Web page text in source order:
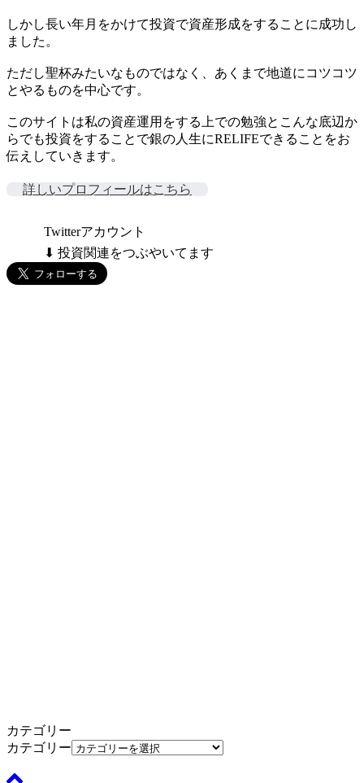
しかし長い年月をかけて投資で資産形成をすることに成功し
ました。
ただし聖杯みたいなものではなく、あくまで地道にコツコツ
とやるものを中心です。
このサイトは私の資産運用をする上での勉強とこんな底辺か
らでも投資をすることで銀の人生にRELIFEできることをお
伝えしていきます。
詳しいプロフィールはこちら
Twitterアカウント
⬇ 投資関連をつぶやいてます
カテゴリー
カテゴリー